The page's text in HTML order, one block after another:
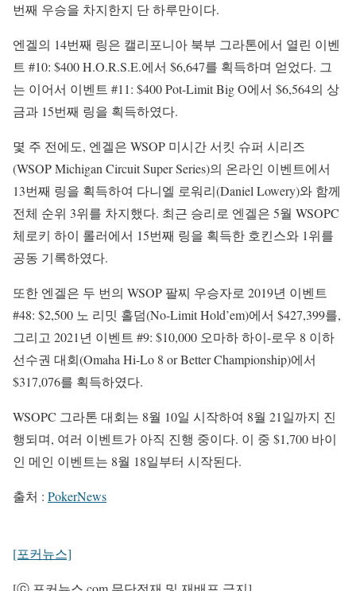
번째 우승을 차지한지 단 하루만이다.
엔겔의 14번째 링은 캘리포니아 북부 그라톤에서 열린 이벤
트 #10: $400 H.O.R.S.E.에서 $6,647를 획득하며 얻었다. 그
는 이어서 이벤트 #11: $400 Pot-Limit Big O에서 $6,564의 상
금과 15번째 링을 획득하였다.
몇 주 전에도, 엔겔은 WSOP 미시간 서킷 슈퍼 시리즈
(WSOP Michigan Circuit Super Series)의 온라인 이벤트에서
13번째 링을 획득하여 다니엘 로워리(Daniel Lowery)와 함께
전체 순위 3위를 차지했다. 최근 승리로 엔겔은 5월 WSOPC
체로키 하이 롤러에서 15번째 링을 획득한 호킨스와 1위를
공동 기록하였다.
또한 엔겔은 두 번의 WSOP 팔찌 우승자로 2019년 이벤트
#48: $2,500 노 리밋 홀덤(No-Limit Hold’em)에서 $427,399를,
그리고 2021년 이벤트 #9: $10,000 오마하 하이-로우 8 이하
선수권 대회(Omaha Hi-Lo 8 or Better Championship)에서
$317,076를 획득하였다.
WSOPC 그라톤 대회는 8월 10일 시작하여 8월 21일까지 진
행되며, 여러 이벤트가 아직 진행 중이다. 이 중 $1,700 바이
인 메인 이벤트는 8월 18일부터 시작된다.
출처 : PokerNews
[포커뉴스]